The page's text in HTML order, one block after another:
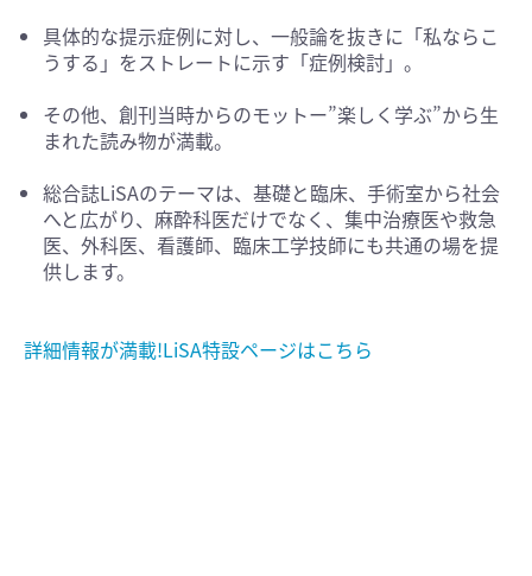
具体的な提示症例に対し、一般論を抜きに「私ならこ
うする」をストレートに示す「症例検討」。
その他、創刊当時からのモットー”楽しく学ぶ”から生
まれた読み物が満載。
総合誌LiSAのテーマは、基礎と臨床、手術室から社会
へと広がり、麻酔科医だけでなく、集中治療医や救急
医、外科医、看護師、臨床工学技師にも共通の場を提
供します。
詳細情報が満載!LiSA特設ページはこちら